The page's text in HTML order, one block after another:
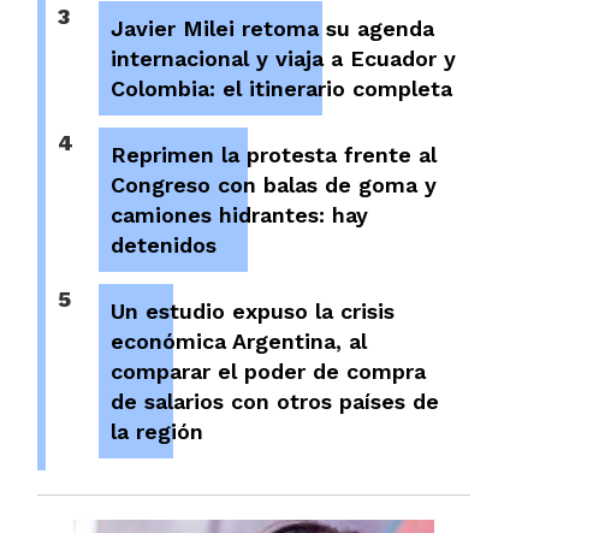
3
Javier Milei retoma su agenda
internacional y viaja a Ecuador y
Colombia: el itinerario completa
4
Reprimen la protesta frente al
Congreso con balas de goma y
camiones hidrantes: hay
detenidos
5
Un estudio expuso la crisis
económica Argentina, al
comparar el poder de compra
de salarios con otros países de
la región